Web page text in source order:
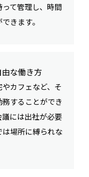
て管理し、時間
きます。
な働き方
カフェなど、そ
することができ
には出社が必要
場所に縛られな